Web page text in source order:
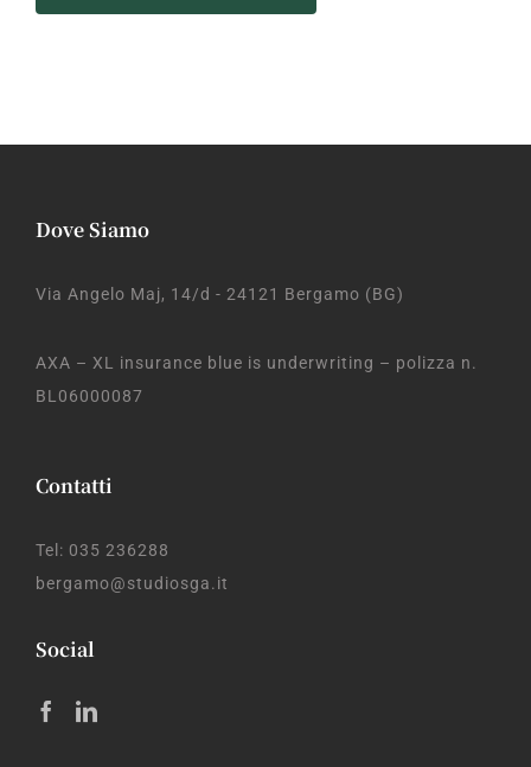
Dove Siamo
Via Angelo Maj, 14/d - 24121 Bergamo (BG)
AXA – XL insurance blue is underwriting – polizza n.
BL06000087
Contatti
Tel: 035 236288
bergamo@studiosga.it
Social